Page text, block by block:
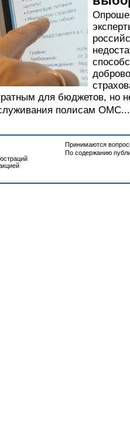
для бюджетов, но
полисам ОМС...
Принимаются
По содержанию